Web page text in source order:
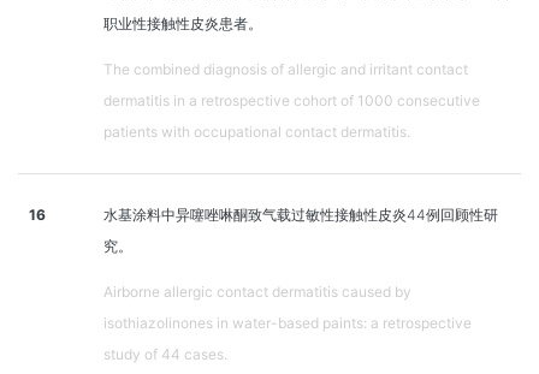
职业性接触性皮炎患者。
The combined diagnosis of allergic and irritant contact
dermatitis in a retrospective cohort of 1000 consecutive
patients with occupational contact dermatitis.
16
水基涂料中异噻唑啉酮致气载过敏性接触性皮炎44例回顾性研
究。
Airborne allergic contact dermatitis caused by
isothiazolinones in water-based paints: a retrospective
study of 44 cases.